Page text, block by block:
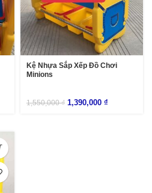
Kệ Nhựa Sắp Xếp Đồ Chơi
Minions
1,550,000₫ 1,390,000 ₫